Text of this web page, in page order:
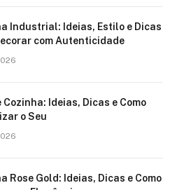
Industrial: Ideias, Estilo e Dicas
com Autenticidade
Cozinha: Ideias, Dicas e Como
o Seu
Rose Gold: Ideias, Dicas e Como